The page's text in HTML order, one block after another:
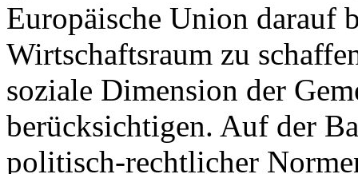
Europäische Union darauf
Wirtschaftsraum zu
soziale Dimension der
berücksichtigen. Auf der
politisch-rechtlicher